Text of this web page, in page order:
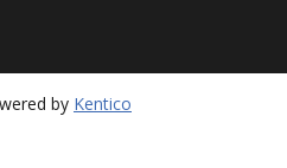
by Kentico